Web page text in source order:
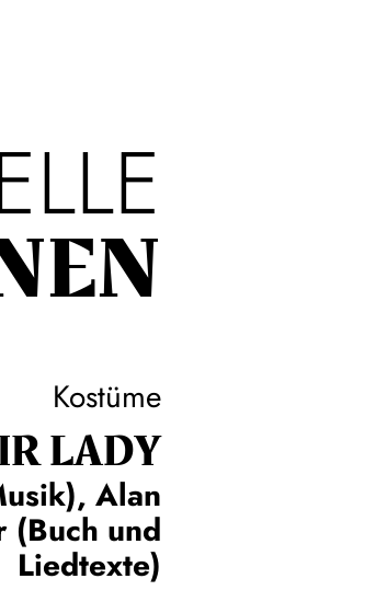
Kostüme
LADY
Alan
(Buch und
Liedtexte)